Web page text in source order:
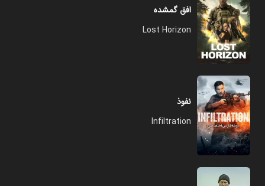
افق گمشده
Lost Horizon
نفوذ
Infiltration